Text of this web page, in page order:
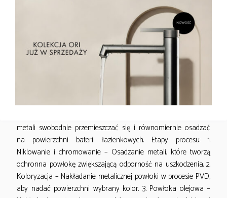
Miedź szczotkowana w perfekcyjnym wykończeniu –
technologia PVD w akcesoriach EMPORIA Akcesoria
EMPORIA w kolorze miedź szczotkowana zyskują wyjątkową
trwałość i głębię koloru dzięki zastosowaniu zaawansowanej
technologii powlekania PVD. PVD (Physical Vapor Deposition)
to technologia nakładania cienkich, metalicznych powłok w
warunkach próżni – czyli w specjalnej komorze, w której
metali swobodnie przemieszczać się i równomiernie osadzać
na powierzchni baterii łazienkowych. Etapy procesu: 1.
Niklowanie i chromowanie – Osadzanie metali, które tworzą
ochronna powłokę zwiększającą odporność na uszkodzenia. 2.
Koloryzacja – Nakładanie metalicznej powłoki w procesie PVD,
aby nadać powierzchni wybrany kolor. 3. Powłoka olejowa –